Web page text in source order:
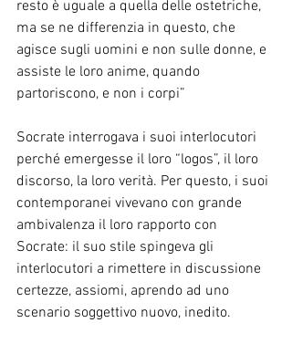
resto è uguale a quella delle ostetriche,
ma se ne differenzia in questo, che
agisce sugli uomini e non sulle donne, e
assiste le loro anime, quando
partoriscono, e non i corpi”
Socrate interrogava i suoi interlocutori
perché emergesse il loro “logos”, il loro
discorso, la loro verità. Per questo, i suoi
contemporanei vivevano con grande
ambivalenza il loro rapporto con
Socrate: il suo stile spingeva gli
interlocutori a rimettere in discussione
certezze, assiomi, aprendo ad uno
scenario soggettivo nuovo, inedito.